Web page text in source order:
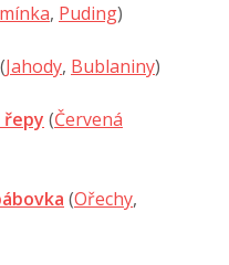
, Puding)
(Jahody, Bublaniny)
řepy (Červená
(Ořechy,